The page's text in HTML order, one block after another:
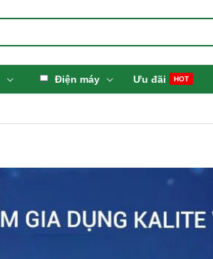
Điện máy Ưu đãi HOT